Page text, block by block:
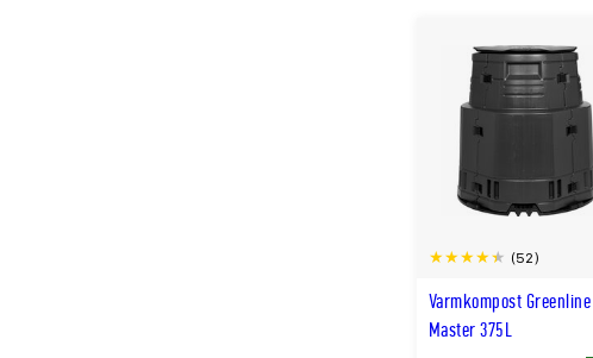
Varmkompost Greenline
Master 375L
(52)